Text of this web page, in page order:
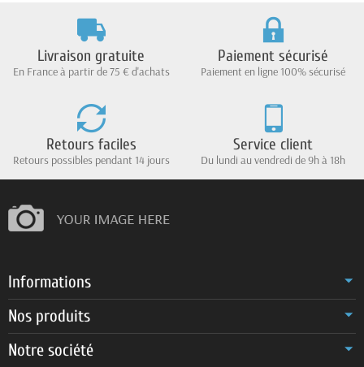
Livraison gratuite
En France à partir de 75 € d'achats
Paiement sécurisé
Paiement en ligne 100% sécurisé
Retours faciles
Retours possibles pendant 14 jours
Service client
Du lundi au vendredi de 9h à 18h
Informations
Nos produits
Notre société